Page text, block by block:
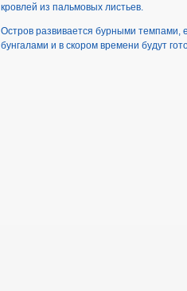
кровлей из пальмовых листьев.
Остров развивается бурными темпами,
бунгалами и в скором времени будут